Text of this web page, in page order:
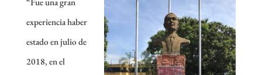
“Fue una gran
experiencia haber
estado en julio de
2018, en el